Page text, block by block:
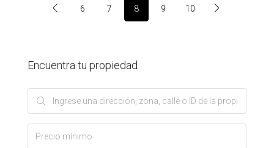
6 7 8 9 10
Encuentra tu propiedad